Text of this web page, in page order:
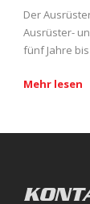
Der
Ausrüster-
fünf Jahre
Mehr lesen